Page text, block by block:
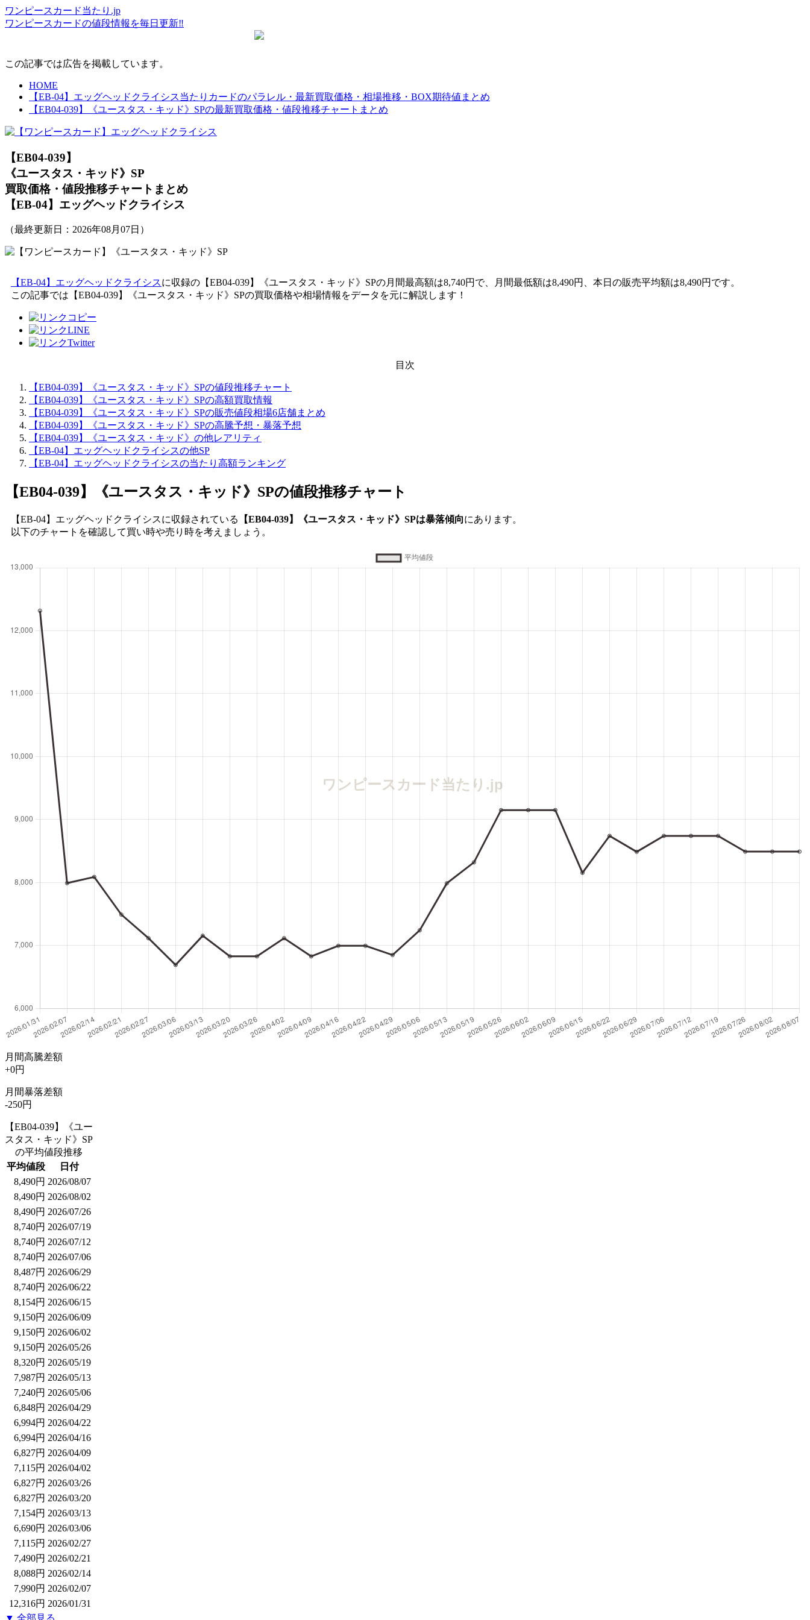
ワンピースカード当たり.jp
ワンピースカードの値段情報を毎日更新‼
この記事では広告を掲載しています。
HOME
【EB-04】エッグヘッドクライシス当たりカードのパラレル・最新買取価格・相場推移・BOX期待値まとめ
【EB04-039】《ユースタス・キッド》SPの最新買取価格・値段推移チャートまとめ
【EB04-039】
《ユースタス・キッド》SP
買取価格・値段推移チャートまとめ
【EB-04】エッグヘッドクライシス
（最終更新日： 2026年08月07日 ）
【EB-04】エッグヘッドクライシスに収録の【EB04-039】《ユースタス・キッド》SPの月間最高額は8,740円で、月間最低額は8,490円、本日の販売平均額は8,490円です。
この記事では【EB04-039】《ユースタス・キッド》SPの買取価格や相場情報をデータを元に解説します！
目次
【EB04-039】《ユースタス・キッド》SPの値段推移チャート
【EB04-039】《ユースタス・キッド》SPの高額買取情報
【EB04-039】《ユースタス・キッド》SPの販売値段相場6店舗まとめ
【EB04-039】《ユースタス・キッド》SPの高騰予想・暴落予想
【EB04-039】《ユースタス・キッド》の他レアリティ
【EB-04】エッグヘッドクライシスの他SP
【EB-04】エッグヘッドクライシスの当たり高額ランキング
【EB04-039】《ユースタス・キッド》SPの値段推移チャート
【EB-04】エッグヘッドクライシスに収録されている 【EB04-039】《ユースタス・キッド》SPは暴落傾向にあります。
以下のチャートを確認して買い時や売り時を考えましょう。
月間高騰差額
+0円
月間暴落差額
-250円
【EB04-039】《ユー
スタス・キッド》SP
の平均値段推移
平均値段
日付
8,490円 2026/08/07
8,490円 2026/08/02
8,490円 2026/07/26
8,740円 2026/07/19
8,740円 2026/07/12
8,740円 2026/07/06
8,487円 2026/06/29
8,740円 2026/06/22
8,154円 2026/06/15
9,150円 2026/06/09
9,150円 2026/06/02
9,150円 2026/05/26
8,320円 2026/05/19
7,987円 2026/05/13
7,240円 2026/05/06
6,848円 2026/04/29
6,994円 2026/04/22
6,994円 2026/04/16
6,827円 2026/04/09
7,115円 2026/04/02
6,827円 2026/03/26
6,827円 2026/03/20
7,154円 2026/03/13
6,690円 2026/03/06
7,115円 2026/02/27
7,490円 2026/02/21
8,088円 2026/02/14
7,990円 2026/02/07
12,316円 2026/01/31